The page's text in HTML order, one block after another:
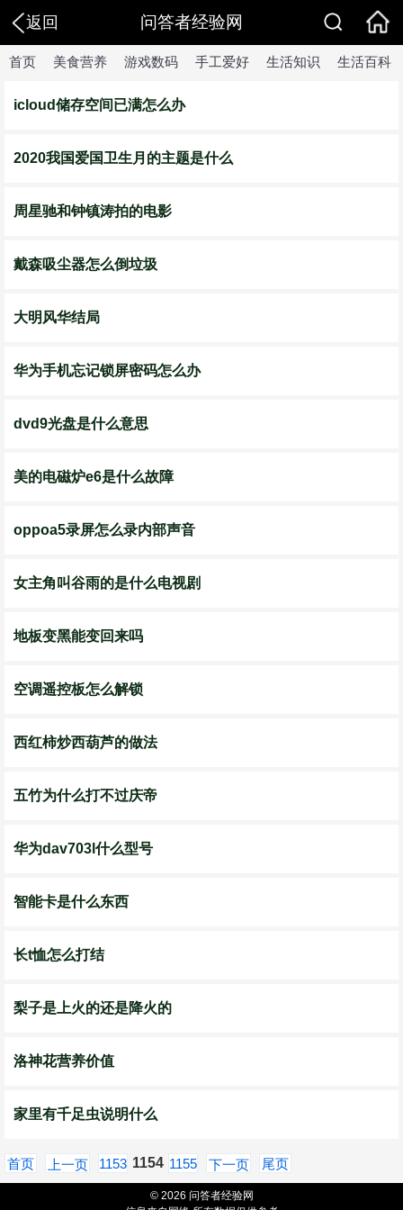
返回 问答者经验网
首页 美食营养 游戏数码 手工爱好 生活知识 生活百科
icloud储存空间已满怎么办
2020我国爱国卫生月的主题是什么
周星驰和钟镇涛拍的电影
戴森吸尘器怎么倒垃圾
大明风华结局
华为手机忘记锁屏密码怎么办
dvd9光盘是什么意思
美的电磁炉e6是什么故障
oppoa5录屏怎么录内部声音
女主角叫谷雨的是什么电视剧
地板变黑能变回来吗
空调遥控板怎么解锁
西红柿炒西葫芦的做法
五竹为什么打不过庆帝
华为dav703l什么型号
智能卡是什么东西
长t恤怎么打结
梨子是上火的还是降火的
洛神花营养价值
家里有千足虫说明什么
首页 上一页 1153 1154 1155 下一页 尾页
© 2026 问答者经验网